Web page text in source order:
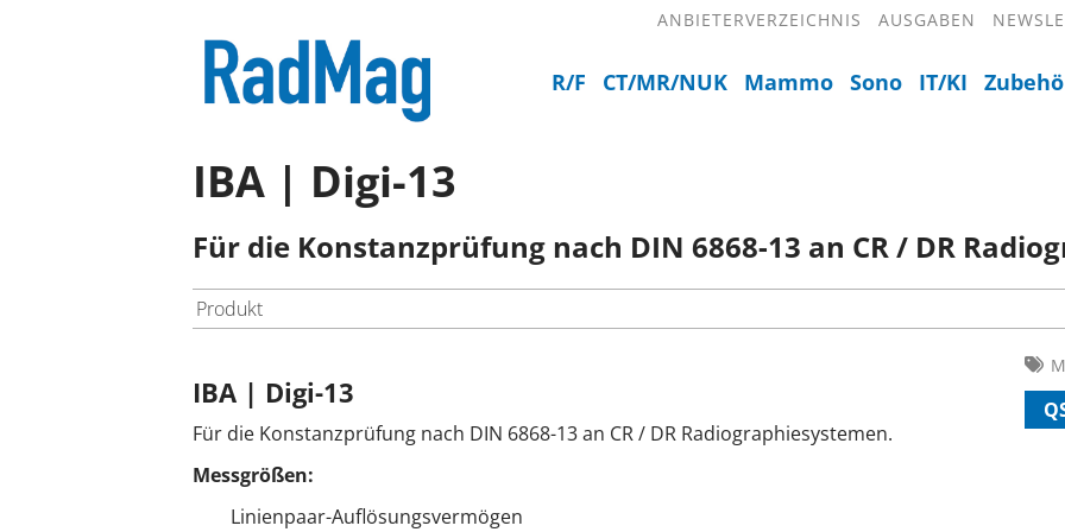
ANBIETERVERZEICHNIS AUSGABEN
R/F CT/MR/NUK Mammo Sono IT/KI
IBA | Digi-13
Für die Konstanzprüfung nach DIN 6868-13 an CR / DR
Produkt
IBA | Digi-13
Für die Konstanzprüfung nach DIN 6868-13 an CR / DR Radiographiesystemen.
Messgrößen:
Linienpaar-Auflösungsvermögen